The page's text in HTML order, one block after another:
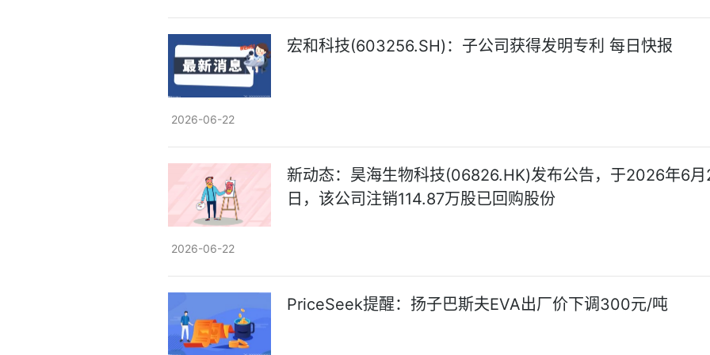
宏和科技(603256.SH)：子公司获得发明专利 每日快报
2026-06-22
新动态：昊海生物科技(06826.HK)发布公告，于2026年6
日，该公司注销114.87万股已回购股份
2026-06-22
PriceSeek提醒：扬子巴斯夫EVA出厂价下调300元/吨